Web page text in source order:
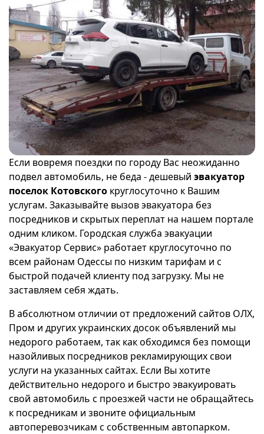
Если вовремя поездки по городу Вас неожиданно
подвел автомобиль, не беда - дешевый эвакуатор
поселок Котовского круглосуточно к Вашим
услугам. Заказывайте вызов эвакуатора без
посредников и скрытых переплат на нашем портале
одним кликом. Городская служба эвакуации
«Эвакуатор Сервис» работает круглосуточно по
всем районам Одессы по низким тарифам и с
быстрой подачей клиенту под загрузку. Мы не
заставляем себя ждать.
В абсолютном отличии от предложений сайтов ОЛХ,
Пром и других украинских досок объявлений мы
недорого работаем, так как обходимся без помощи
назойливых посредников рекламирующих свои
услуги на указанных сайтах. Если Вы хотите
действительно недорого и быстро эвакуировать
свой автомобиль с проезжей части не обращайтесь
к посредникам и звоните официальным
автоперевозчикам с собственным автопарком.